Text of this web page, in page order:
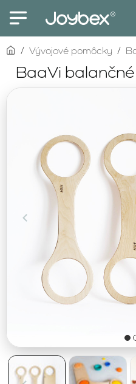
BaaVi
homeVývojové pomôcky